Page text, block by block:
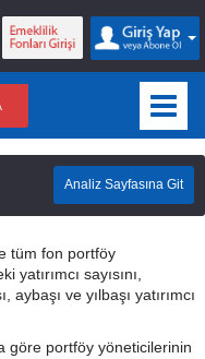
Analiz Sayfasına Git
tüm fon portföy
sayısını,
ve yılbaşı yatırımcı
göre portföy yöneticilerinin